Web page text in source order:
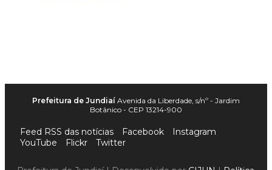
Prefeitura de Jundiaí Avenida da Liberdade, s/nº - Jardim
Botânico - CEP 13214-900
Feed RSS das notícias Facebook
Instagram
YouTube
Flickr Twitter